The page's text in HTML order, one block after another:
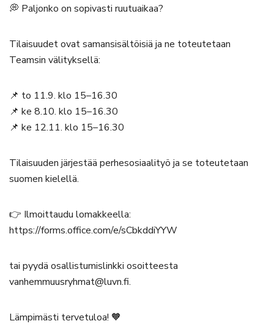
💭 Paljonko on sopivasti ruutuaikaa?
Tilaisuudet ovat samansisältöisiä ja ne toteutetaan
Teamsin välityksellä:
📌 to 11.9. klo 15–16.30
📌 ke 8.10. klo 15–16.30
📌 ke 12.11. klo 15–16.30
Tilaisuuden järjestää perhesosiaalityö ja se toteutetaan
suomen kielellä.
👉 Ilmoittaudu lomakkeella:
https://forms.office.com/e/sCbkddiYYW
tai pyydä osallistumislinkki osoitteesta
vanhemmuusryhmat@luvn.fi.
Lämpimästi tervetuloa! 🧡